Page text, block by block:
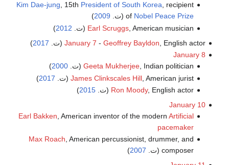
Kim Dae-jung, 15th President of South Korea, recipient
of Nobel Peace Prize (ت. 2009
)
Earl Scruggs , American musician (ت. 2012
)
January 7 - Geoffrey Bayldon , English actor (ت. 2017
)
January 8
Geeta Mukherjee, Indian politician (ت. 2000
)
James Clinkscales Hill , American jurist (ت. 2017
)
Ron Moody, English actor (ت. 2015
)
January 10
Earl Bakken , American inventor of the modernArtificial
pacemaker
Max Roach, American percussionist, drummer, and
composer (ت.
2007
)